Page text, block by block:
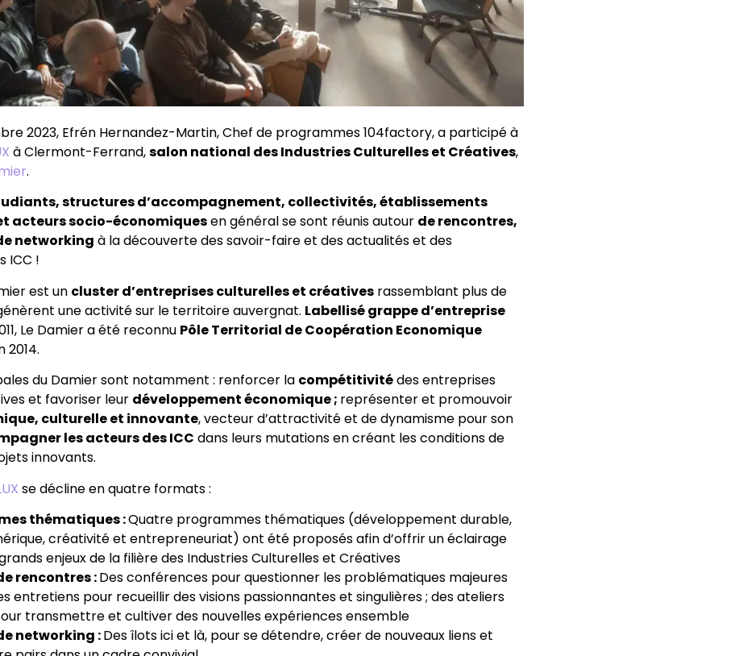
2023, Efrén Hernandez-Martin, Chef de programmes 104factory, a participé à
à Clermont-Ferrand,salon national des Industries Culturelles et Créatives,
.
structures d’accompagnement, collectivités, établissements
acteurs socio-économiquesen général se sont réunis autour de rencontres,
networking à la découverte des savoir-faire et des actualités et des
ICC !
est un cluster d’entreprises culturelles et créatives rassemblant plus de
une activité sur le territoire auvergnat. Labellisé grappe d’entreprise
Le Damier a été reconnu Pôle Territorial de Coopération Economique
2014.
du Damier sont notamment : renforcer la compétitivitédes entreprises
et favoriser leur développement économique ; représenter et promouvoir
culturelle et innovante, vecteur d’attractivité et de dynamisme pour son
les acteurs des ICC dans leurs mutations en créant les conditions de
innovants.
se décline en quatre formats :
thématiques :Quatre programmes thématiques (développement durable,
créativité et entrepreneuriat) ont été proposés afin d’offrir un éclairage
enjeux de la filière des Industries Culturelles et Créatives
rencontres :Des conférences pour questionner les problématiques majeures
entretiens pour recueillir des visions passionnantes et singulières ; des ateliers
transmettre et cultiver des nouvelles expériences ensemble
networking :Des îlots ici et là, pour se détendre, créer de nouveaux liens et